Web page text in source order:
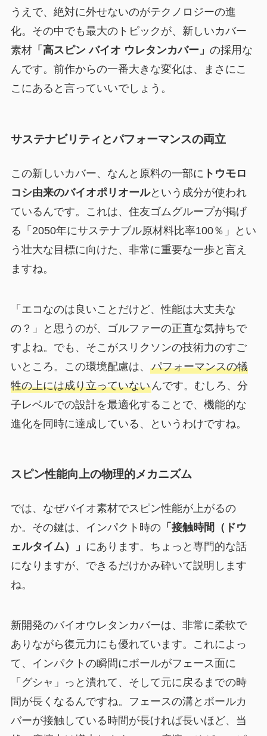
うえで、絶対に外せないのがテクノロジーの進
化。その中でも最大のトピックが、新しいカバー
素材「高スピン バイオ ウレタンカバー」 の採用な
んです。前作からの一番大きな変化は、まさにこ
こにあると言っていいでしょう。
サステナビリティとパフォーマンスの両立
この新しいカバー、なんと原料の一部に トウモロ
コシ由来のバイオポリオールという成分が使われ
ているんです。これは、住友ゴムグループが掲げ
る「2050年にサステナブル原材料比率100％」とい
う壮大な目標に向けた、非常に重要な一歩と言え
ますね。
「エコなのは良いことだけど、性能は大丈夫な
の？」と思うのが、ゴルファーの正直な気持ちで
すよね。でも、そこがスリクソンの技術力のすご
いところ。この環境配慮は、 パフォーマンスの犠
牲の上には成り立っていないんです。むしろ、分
子レベルでの設計を最適化することで、機能的な
進化を同時に達成している、というわけですね。
スピン性能向上の物理的メカニズム
では、なぜバイオ素材でスピン性能が上がるの
か。その鍵は、インパクト時の「接触時間（ドウ
ェルタイム）」 にあります。ちょっと専門的な話
になりますが、できるだけかみ砕いて説明します
ね。
新開発のバイオウレタンカバーは、非常に柔軟で
ありながら復元力にも優れています。これによっ
て、インパクトの瞬間にボールがフェース面に
「グシャ」っと潰れて、そして元に戻るまでの時
間が長くなるんですね。フェースの溝とボールカ
バーが接触している時間が長ければ長いほど、当